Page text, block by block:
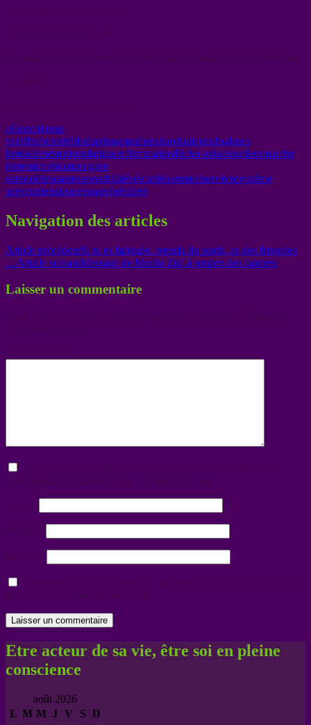
côloncolonne
vertébralecontrôlediaphragmedigestiondouleursdouleurs
lombairesémotionsfatigueinflammationlâcher-priselourdeurmarche
lentemicrobiomeorgane
sensorielpsoasresponsabilitéssécuritésommeilsurvivresystème
nerveuxtensionsveganvégétalien
Navigation des articles
Article précédentSi tu es fatiguée, prends du poids, as des fringales
…Article suivantMessage de Martin Zizi à propos des cancers
Laisser un commentaire
Etre acteur de sa vie, être soi en pleine
conscience
août 2026
L M M J V S D